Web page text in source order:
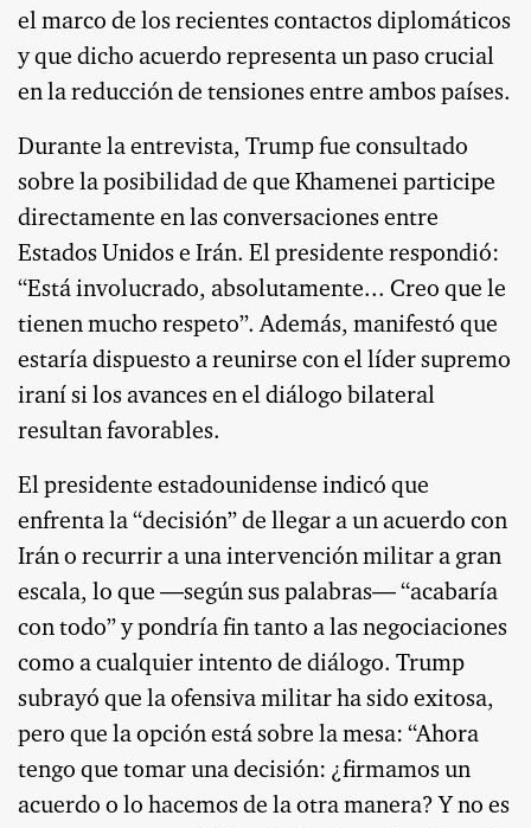
el marco de los recientes contactos diplomáticos
y que dicho acuerdo representa un paso crucial
en la reducción de tensiones entre ambos países.
Durante la entrevista, Trump fue consultado
sobre la posibilidad de que Khamenei participe
directamente en las conversaciones entre
Estados Unidos e Irán. El presidente respondió:
“Está involucrado, absolutamente... Creo que le
tienen mucho respeto”. Además, manifestó que
estaría dispuesto a reunirse con el líder supremo
iraní si los avances en el diálogo bilateral
resultan favorables.
El presidente estadounidense indicó que
enfrenta la “decisión” de llegar a un acuerdo con
Irán o recurrir a una intervención militar a gran
escala, lo que —según sus palabras— “acabaría
con todo” y pondría fin tanto a las negociaciones
como a cualquier intento de diálogo. Trump
subrayó que la ofensiva militar ha sido exitosa,
pero que la opción está sobre la mesa: “Ahora
tengo que tomar una decisión: ¿firmamos un
acuerdo o lo hacemos de la otra manera? Y no es